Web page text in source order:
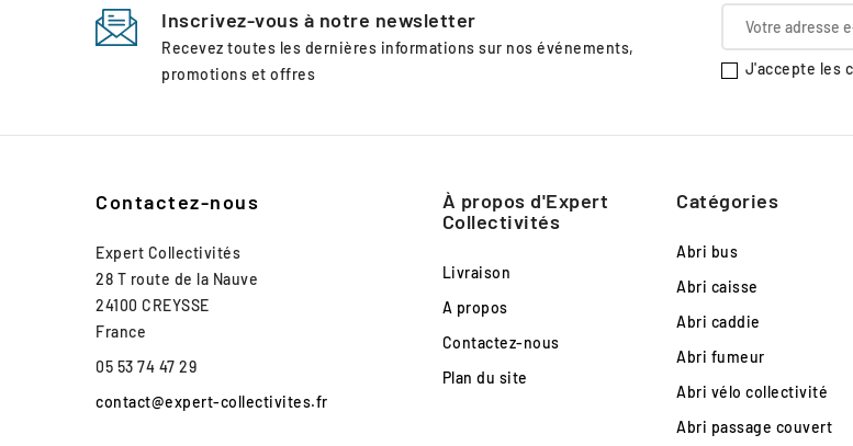
Inscrivez-vous à notre newsletter
Recevez toutes les dernières informations sur nos événements,
promotions et offres
J'accepte les
Contactez-nous
Expert Collectivités
28 T route de la Nauve
24100 CREYSSE
France
05 53 74 47 29
contact@expert-collectivites.fr
À propos d'Expert
Collectivités
Livraison
A propos
Contactez-nous
Plan du site
Catégories
Abri bus
Abri caisse
Abri caddie
Abri fumeur
Abri vélo collectivité
Abri passage couvert